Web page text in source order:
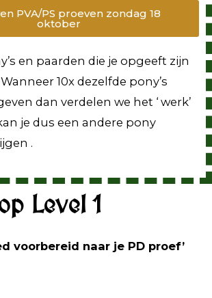
PVA/PS proeven zondag 18
oktober
en paarden die je opgeeft zijn
10x dezelfde pony’s
dan verdelen we het ‘ werk’
je dus een andere pony
.
Level 1
voorbereid naar je PD proef’